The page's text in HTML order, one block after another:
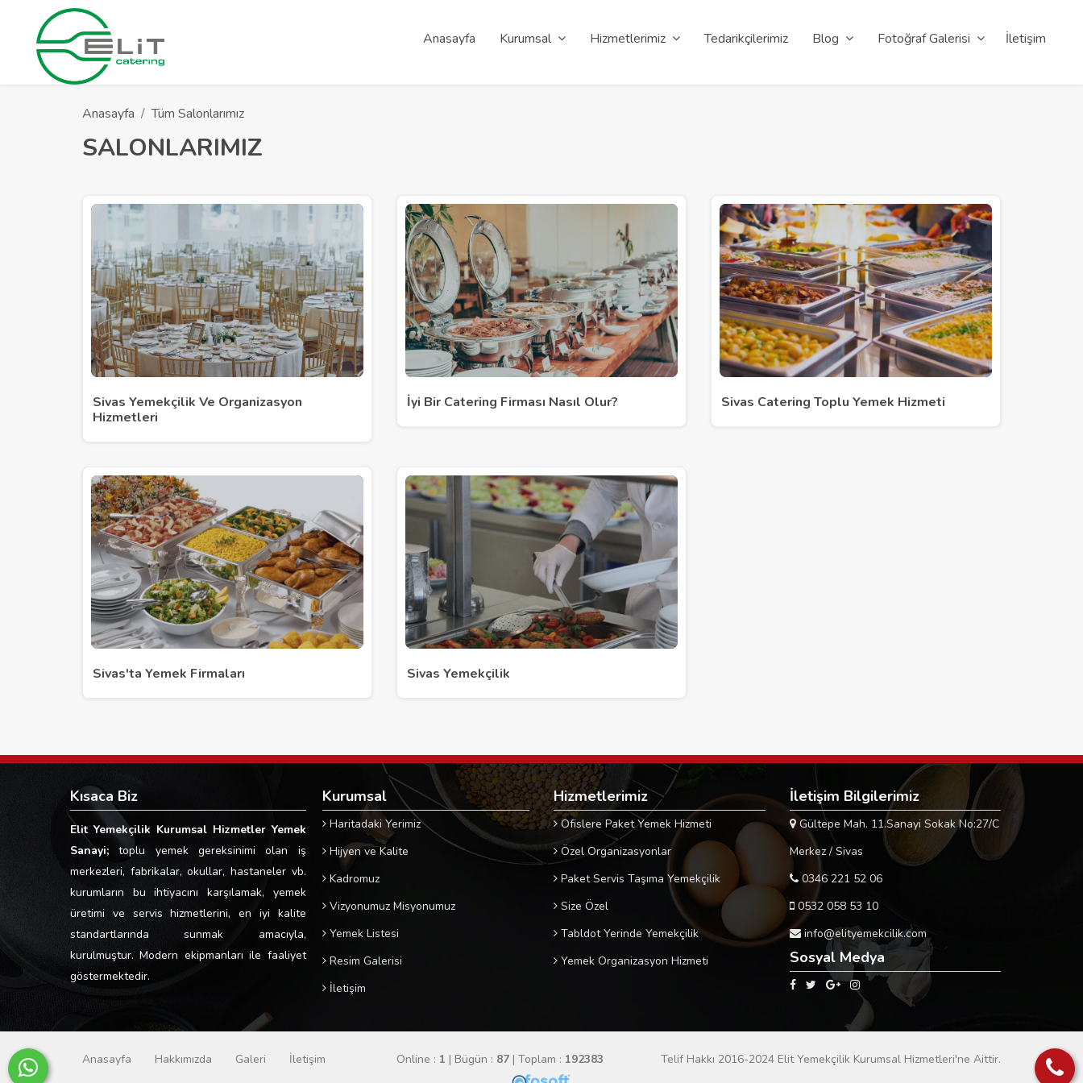
Anasayfa Kurumsal Hizmetlerimiz Tedarikçilerimiz Blog Fotoğraf Galerisi İletişim
Anasayfa Tüm Salonlarımız
SALONLARIMIZ
Sivas Yemekçilik Ve Organizasyon
Hizmetleri
İyi Bir Catering Firması Nasıl Olur? Sivas Catering Toplu Yemek Hizmeti
Sivas'ta Yemek Firmaları Sivas Yemekçilik
Kısaca Biz
Elit Yemekçilik Kurumsal Hizmetler Yemek
Sanayi; toplu yemek gereksinimi olan iş
merkezleri, fabrikalar, okullar, hastaneler vb.
kurumların bu ihtiyacını karşılamak, yemek
üretimi ve servis hizmetlerini, en iyi kalite
standartlarında sunmak amacıyla,
kurulmuştur. Modern ekipmanları ile faaliyet
göstermektedir.
Kurumsal
Haritadaki Yerimiz
Hijyen ve Kalite
Kadromuz
Vizyonumuz Misyonumuz
Yemek Listesi
Resim Galerisi
İletişim
Hizmetlerimiz
Ofislere Paket Yemek Hizmeti
Özel Organizasyonlar
Paket Servis Taşıma Yemekçilik
Size Özel
Tabldot Yerinde Yemekçilik
Yemek Organizasyon Hizmeti
İletişim Bilgilerimiz
Gültepe Mah. 11.Sanayi Sokak No:27/C
Merkez / Sivas
0346 221 52 06
0532 058 53 10
info@elityemekcilik.com
Sosyal Medya
Anasayfa Hakkımızda Galeri İletişim Online : 1 | Bügün : 87 | Toplam : 192383 Telif Hakkı 2016-2024 Elit Yemekçilik Kurumsal Hizmetleri'ne Aittir.